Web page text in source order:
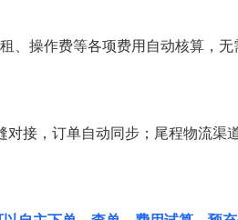
、操作费等各项费用自动核算，
对接，订单自动同步；尾程物流渠